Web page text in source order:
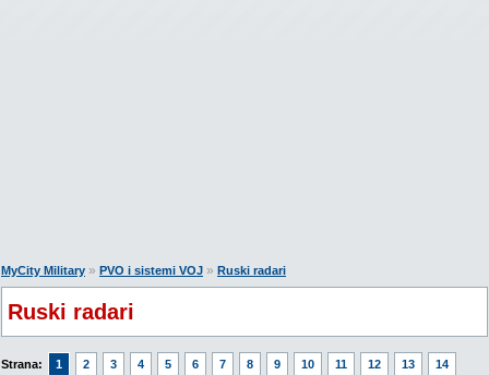
MyCity Military » PVO i sistemi VOJ » Ruski radari
Ruski radari
Strana: 1 2 3 4 5 6 7 8 9 10 11 12 13
14